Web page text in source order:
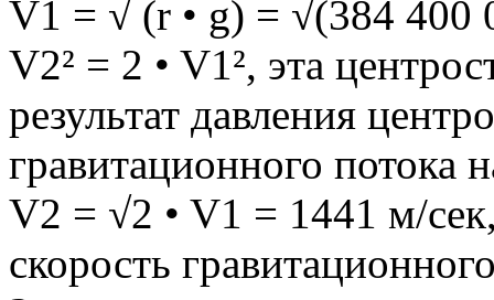
V1 = √ (r • g) = √(384 400
V2² = 2 • V1², эта
результат давления
гравитационного потока
V2 = √2 • V1 = 1441 м/
скорость